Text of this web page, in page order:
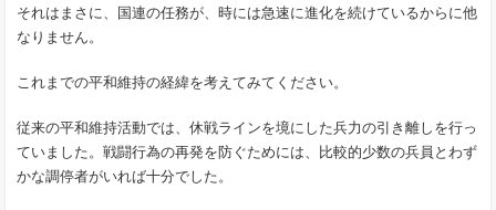
それはまさに、国連の任務が、時には急速に進化を続けているからに他
なりません。
これまでの平和維持の経緯を考えてみてください。
従来の平和維持活動では、休戦ラインを境にした兵力の引き離しを行っ
ていました。戦闘行為の再発を防ぐためには、比較的少数の兵員とわず
かな調停者がいれば十分でした。